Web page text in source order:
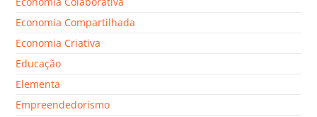
Economia Compartilhada
Economia Criativa
Educação
Elementa
Empreendedorismo